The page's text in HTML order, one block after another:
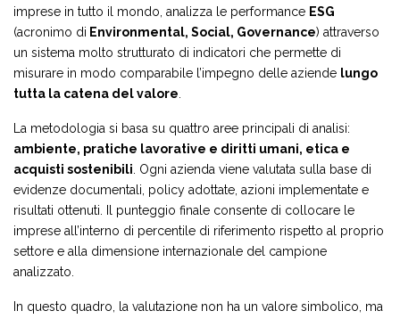
imprese in tutto il mondo, analizza le performance ESG
(acronimo di Environmental, Social, Governance) attraverso
un sistema molto strutturato di indicatori che permette di
misurare in modo comparabile l’impegno delle aziende lungo
tutta la catena del valore.
La metodologia si basa su quattro aree principali di analisi:
ambiente, pratiche lavorative e diritti umani, etica e
acquisti sostenibili. Ogni azienda viene valutata sulla base di
evidenze documentali, policy adottate, azioni implementate e
risultati ottenuti. Il punteggio finale consente di collocare le
imprese all’interno di percentile di riferimento rispetto al proprio
settore e alla dimensione internazionale del campione
analizzato.
In questo quadro, la valutazione non ha un valore simbolico, ma